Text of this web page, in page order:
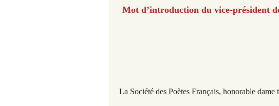
Mot d’introduction du vice-président
La Société des Poètes Français, honorable